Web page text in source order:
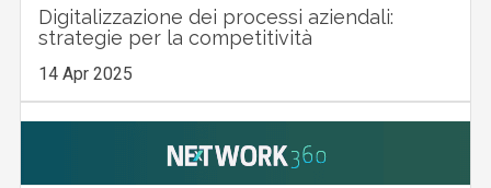
Digitalizzazione dei processi aziendali:
strategie per la competitività
14 Apr 2025